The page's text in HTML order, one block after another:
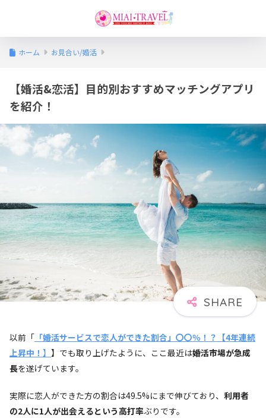
ホーム お見合い/婚活
【婚活&恋活】目的別おすすめマッチングアプリ
を紹介！
以前「 「婚活サービスで恋人ができた割合」〇〇％！？【4年連続
上昇中！ 】 】でも取り上げたように、ここ最近は婚活市場が急成
長を遂げています。
実際に恋人ができた方の割合は49.5%にまで伸びており、 利用者
の2人に1人が出会えるという高打率ぶりです。